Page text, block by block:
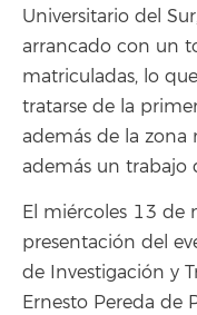
Universitario del
arrancado con un
matriculadas, lo
tratarse de la
además de la
además un trabajo
El miércoles 13 de
presentación del
de Investigación y
Ernesto Pereda de